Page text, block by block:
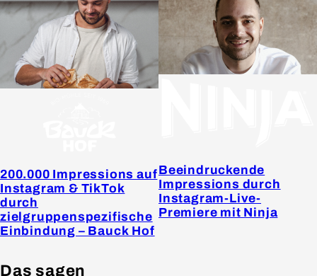
200.000 Impressions auf
Instagram & TikTok
durch
zielgruppenspezifische
Einbindung – Bauck Hof
Beeindruckende
Impressions durch
Instagram-Live-
Premiere mit Ninja
Das sagen